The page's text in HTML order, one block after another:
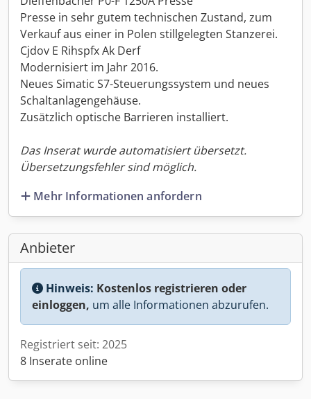
Presse in sehr gutem technischen Zustand, zum
Verkauf aus einer in Polen stillgelegten Stanzerei.
Cjdov E Rihspfx Ak Derf
Modernisiert im Jahr 2016.
Neues Simatic S7-Steuerungssystem und neues
Schaltanlagengehäuse.
Zusätzlich optische Barrieren installiert.
Das Inserat wurde automatisiert übersetzt.
Übersetzungsfehler sind möglich.
Mehr Informationen anfordern
Anbieter
Hinweis: Kostenlos registrieren oder
einloggen, um alle Informationen abzurufen.
Registriert seit: 2025
8 Inserate online